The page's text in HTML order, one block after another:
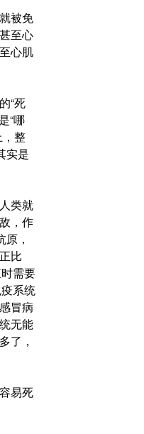
被免
至心
心肌
“死
“哪
整
实是
类就
，作
，
比
需要
系统
冒病
无能
了，
易死